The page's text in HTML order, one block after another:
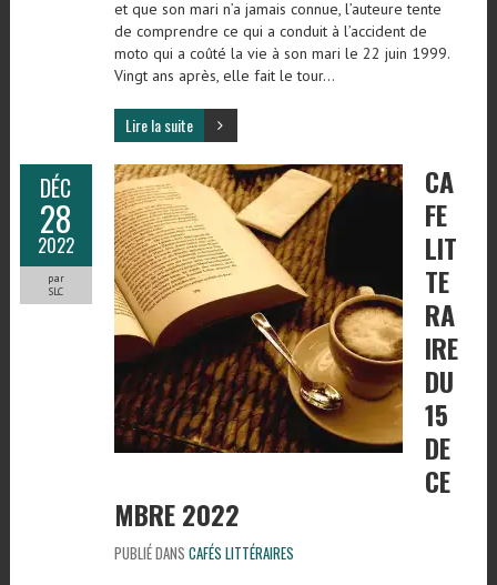
et que son mari n’a jamais connue, l’auteure tente
de comprendre ce qui a conduit à l’accident de
moto qui a coûté la vie à son mari le 22 juin 1999.
Vingt ans après, elle fait le tour…
Lire la suite
DÉC
28
2022
par
SLC
CA
FE
LIT
TE
RA
IRE
DU
15
DE
CE
MBRE 2022
PUBLIÉ DANS CAFÉS LITTÉRAIRES